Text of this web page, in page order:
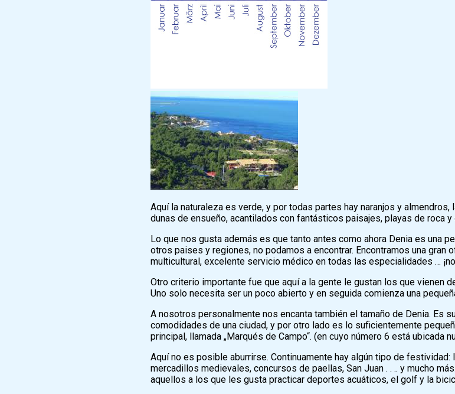
Aquí la naturaleza es verde, y por todas partes hay naranjos y
dunas de ensueño, acantilados con fantásticos paisajes, playas de roca
Lo que nos gusta además es que tanto antes como ahora Denia es una
otros paises y regiones, no podamos a encontrar. Encontramos una
multicultural, excelente servicio médico en todas las especialidades …
Otro criterio importante fue que aquí a la gente le gustan los que vienen
Uno solo necesita ser un poco abierto y en seguida comienza una
A nosotros personalmente nos encanta también el tamaño de Denia. Es
comodidades de una ciudad, y por otro lado es lo suficientemente
principal, llamada „Marqués de Campo“. (en cuyo número 6 está ubicada
Aquí no es posible aburrirse. Continuamente hay algún tipo de
mercadillos medievales, concursos de paellas, San Juan . . .. y mucho
aquellos a los que les gusta practicar deportes acuáticos, el golf y la